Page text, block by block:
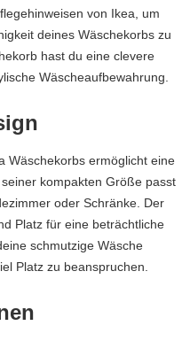
von Ikea, um
deines Wäschekorbs zu
hast du eine clevere
Wäscheaufbewahrung.
Wäschekorbs ermöglicht eine
kompakten Größe passt
oder Schränke. Der
Platz für eine beträchtliche
schmutzige Wäsche
Platz zu beanspruchen.